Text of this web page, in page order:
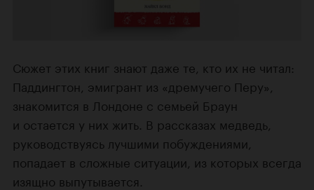
Сюжет этих книг знают даже те, кто их не читал:
Паддингтон, эмигрант из «дремучего Перу»,
знакомится в Лондоне с семьей Браун
и остается у них жить. В рассказах медведь,
руководствуясь лучшими побуждениями,
попадает в сложные ситуации, из которых всегда
изящно выпутывается.